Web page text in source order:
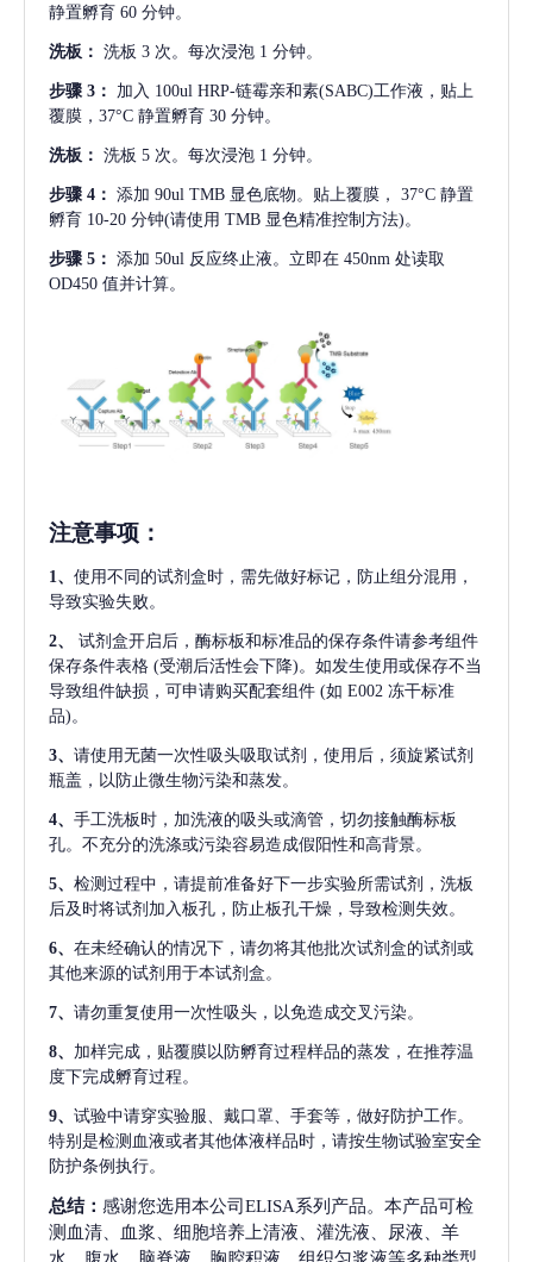
静置孵育 60 分钟。
洗板： 洗板 3 次。每次浸泡 1 分钟。
步骤 3： 加入 100ul HRP-链霉亲和素(SABC)工作液，贴上
覆膜，37°C 静置孵育 30 分钟。
洗板： 洗板 5 次。每次浸泡 1 分钟。
步骤 4： 添加 90ul TMB 显色底物。贴上覆膜， 37°C 静置
孵育 10-20 分钟(请使用 TMB 显色精准控制方法)。
步骤 5： 添加 50ul 反应终止液。立即在 450nm 处读取
OD450 值并计算。
注意事项 ：
1、 使用不同的试剂盒时，需先做好标记，防止组分混用，
导致实验失败。
2、
试剂盒开启后，酶标板和标准品的保存条件请参考组件
保存条件表格 (受潮后活性会下降)。如发生使用或保存不当
导致组件缺损，可申请购买配套组件 (如 E002 冻干标准
品)。
3、 请使用无菌一次性吸头吸取试剂，使用后，须旋紧试剂
瓶盖，以防止微生物污染和蒸发。
4、 手工洗板时，加洗液的吸头或滴管，切勿接触酶标板
孔。不充分的洗涤或污染容易造成假阳性和高背景。
5、 检测过程中，请提前准备好下一步实验所需试剂，洗板
后及时将试剂加入板孔，防止板孔干燥，导致检测失效。
6、 在未经确认的情况下，请勿将其他批次试剂盒的试剂或
其他来源的试剂用于本试剂盒。
7、 请勿重复使用一次性吸头，以免造成交叉污染。
8、 加样完成，贴覆膜以防孵育过程样品的蒸发，在推荐温
度下完成孵育过程。
9、 试验中请穿实验服、戴口罩、手套等，做好防护工作。
特别是检测血液或者其他体液样品时，请按生物试验室安全
防护条例执行。
总结： 感谢您选用本公司ELISA系列产品。本产品可检
测血清、血浆、细胞培养上清液、灌洗液、尿液、羊